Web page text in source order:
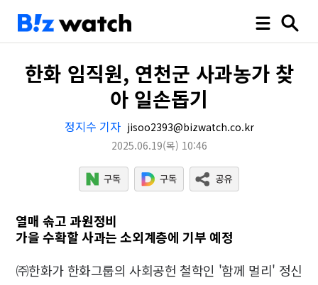
한화 임직원, 연천군 사과농가 찾
아 일손돕기
정지수 기자 jisoo2393@bizwatch.co.kr
2025.06.19(목) 10:46
열매 솎고 과원정비
가을 수확할 사과는 소외계층에 기부 예정
㈜한화가 한화그룹의 사회공헌 철학인 '함께 멀리' 정신